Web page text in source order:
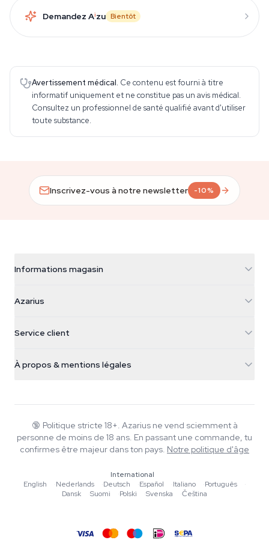
Demandez Aizu Bientôt
Avertissement médical. Ce contenu est fourni à titre
informatif uniquement et ne constitue pas un avis médical.
Consultez un professionnel de santé qualifié avant d'utiliser
toute substance.
Inscrivez-vous à notre newsletter -10%
Informations magasin
Galvaniweg 11
Nederland
+31(0)204897914
Azarius
Smokeshop
Service client
Politique de retour
Politique de confidentialité
À propos & mentions légales
Wiki
Musique
Normes éditoriales
Outils & Calculateurs
🔞 Politique stricte 18+. Azarius ne vend sciemment à
personne de moins de 18 ans. En passant une commande, tu
confirmes être majeur dans ton pays. Notre politique d'âge
International
English
·Nederlands ·Deutsch ·Español ·Italiano ·Português
·
Dansk
·Suomi ·Polski ·Svenska ·Čeština